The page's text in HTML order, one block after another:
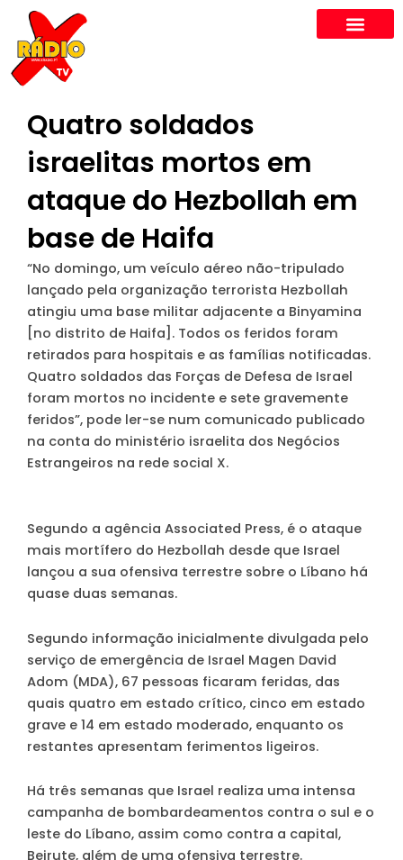
content
Quatro soldados
israelitas mortos em
ataque do Hezbollah em
base de Haifa
“No domingo, um veículo aéreo não-tripulado
lançado pela organização terrorista Hezbollah
atingiu uma base militar adjacente a Binyamina
[no distrito de Haifa]. Todos os feridos foram
retirados para hospitais e as famílias notificadas.
Quatro soldados das Forças de Defesa de Israel
foram mortos no incidente e sete gravemente
feridos”, pode ler-se num comunicado publicado
na conta do ministério israelita dos Negócios
Estrangeiros na rede social X.
Segundo a agência Associated Press, é o ataque
mais mortífero do Hezbollah desde que Israel
lançou a sua ofensiva terrestre sobre o Líbano há
quase duas semanas.
Segundo informação inicialmente divulgada pelo
serviço de emergência de Israel Magen David
Adom (MDA), 67 pessoas ficaram feridas, das
quais quatro em estado crítico, cinco em estado
grave e 14 em estado moderado, enquanto os
restantes apresentam ferimentos ligeiros.
Há três semanas que Israel realiza uma intensa
campanha de bombardeamentos contra o sul e o
leste do Líbano, assim como contra a capital,
Beirute, além de uma ofensiva terrestre.